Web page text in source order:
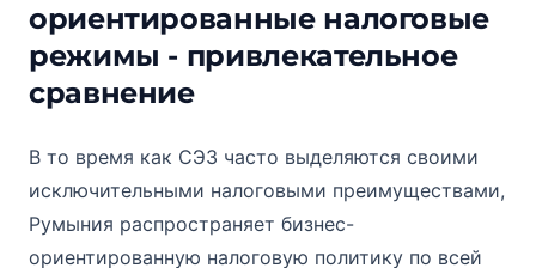
ориентированные налоговые
режимы - привлекательное
сравнение
В то время как СЭЗ часто выделяются своими
исключительными налоговыми преимуществами,
Румыния распространяет бизнес-
ориентированную налоговую политику по всей